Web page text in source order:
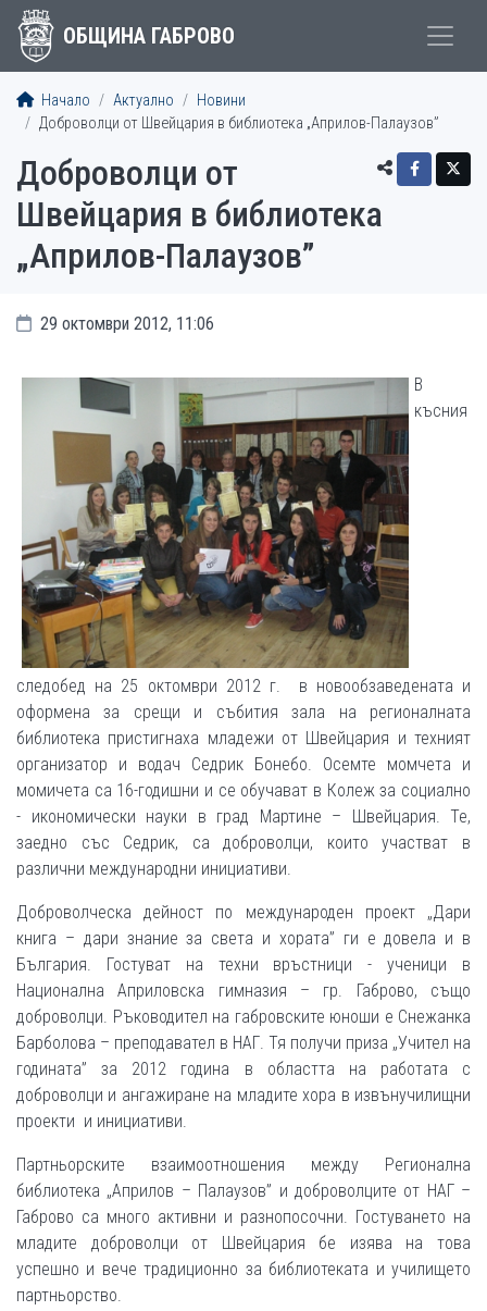
ОБЩИНА ГАБРОВО
Начало Актуално
Новини
Доброволци от Швейцария в библиотека „Априлов-Палаузов”
Доброволци от
Швейцария в библиотека
„Априлов-Палаузов”
29 октомври 2012, 11:06
В
късния
следобед на 25 октомври 2012 г. в новообзаведената и
оформена за срещи и събития зала на регионалната
библиотека пристигнаха младежи от Швейцария и техният
организатор и водач Седрик Бонебо. Осемте момчета и
момичета са 16-годишни и се обучават в Колеж за социално
- икономически науки в град Мартине – Швейцария. Те,
заедно със Седрик, са доброволци, които участват в
различни международни инициативи.
Доброволческа дейност по международен проект „Дари
книга – дари знание за света и хората” ги е довела и в
България. Гостуват на техни връстници - ученици в
Национална Априловска гимназия – гр. Габрово, също
доброволци. Ръководител на габровските юноши е Снежанка
Барболова – преподавател в НАГ. Тя получи приза „Учител на
годината” за 2012 година в областта на работата с
доброволци и ангажиране на младите хора в извънучилищни
проекти и инициативи.
Партньорските взаимоотношения между Регионална
библиотека „Априлов – Палаузов” и доброволците от НАГ –
Габрово са много активни и разнопосочни. Гостуването на
младите доброволци от Швейцария бе изява на това
успешно и вече традиционно за библиотеката и училището
партньорство.